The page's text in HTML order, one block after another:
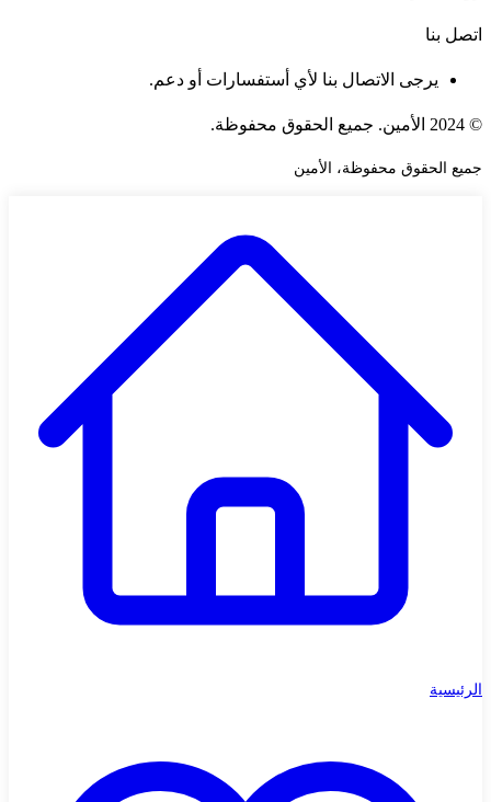
اتصل بنا
يرجى الاتصال بنا لأي أستفسارات أو دعم.
© 2024 الأمين. جميع الحقوق محفوظة.
جميع الحقوق محفوظة، الأمين
الرئيسية